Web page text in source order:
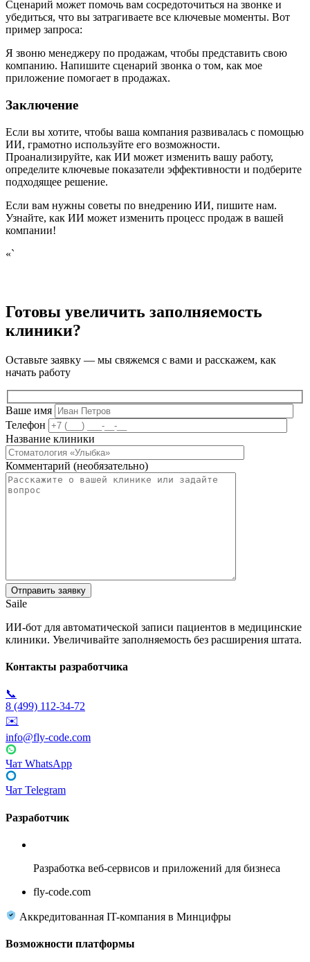
Сценарий может помочь вам сосредоточиться на звонке и
убедиться, что вы затрагиваете все ключевые моменты. Вот
пример запроса:
Я звоню менеджеру по продажам, чтобы представить свою
компанию. Напишите сценарий звонка о том, как мое
приложение помогает в продажах.
Заключение
Если вы хотите, чтобы ваша компания развивалась с помощью
ИИ, грамотно используйте его возможности.
Проанализируйте, как ИИ может изменить вашу работу,
определите ключевые показатели эффективности и подберите
подходящее решение.
Если вам нужны советы по внедрению ИИ, пишите нам.
Узнайте, как ИИ может изменить процесс продаж в вашей
компании!
«`
Готовы увеличить заполняемость
клиники?
Оставьте заявку — мы свяжемся с вами и расскажем, как
начать работу
Ваше имя
Телефон
Название клиники
Комментарий (необязательно)
Saile
ИИ-бот для автоматической записи пациентов в медицинские
клиники. Увеличивайте заполняемость без расширения штата.
Контакты разработчика
📞
8 (499) 112-34-72
✉️
info@fly-code.com
Чат WhatsApp
Чат Telegram
Разработчик
Разработка веб-сервисов и приложений для бизнеса
fly-code.com
Аккредитованная IT-компания в Минцифры
Возможности платформы